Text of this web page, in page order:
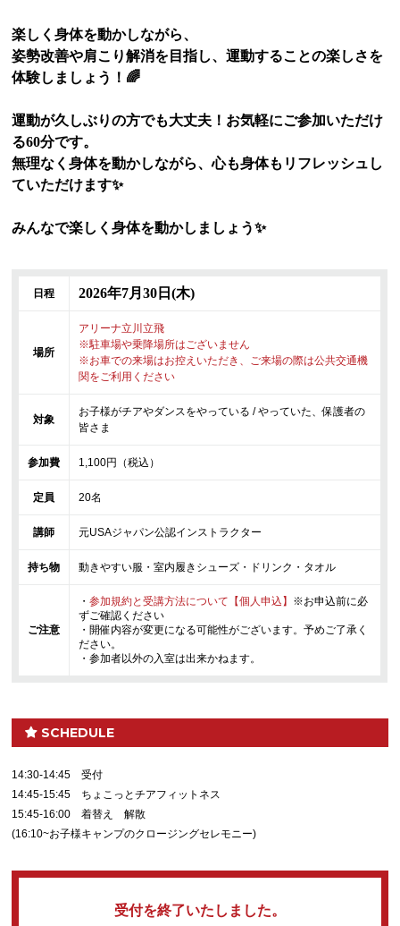
楽しく身体を動かしながら、
姿勢改善や肩こり解消を目指し、運動することの楽しさを
体験しましょう！🌈
運動が久しぶりの方でも大丈夫！お気軽にご参加いただけ
る60分です。
無理なく身体を動かしながら、心も身体もリフレッシュし
ていただけます✨️
みんなで楽しく身体を動かしましょう✨️
日程 2026年7月30日(木)
場所
アリーナ立川立飛
※駐車場や乗降場所はございません
※お車での来場はお控えいただき、ご来場の際は公共交通機
関をご利用ください
対象
お子様がチアやダンスをやっている / やっていた、保護者の
皆さま
参加費 1,100円（税込）
定員 20名
講師 元USAジャパン公認インストラクター
持ち物 動きやすい服・室内履きシューズ・ドリンク・タオル
ご注意
・参加規約と受講方法について【個人申込】 ※お申込前に必
ずご確認ください
・開催内容が変更になる可能性がございます。予めご了承く
ださい。
・参加者以外の入室は出来かねます。
SCHEDULE
14:30-14:45 受付
14:45-15:45 ちょこっとチアフィットネス
15:45-16:00 着替え 解散
(16:10~お子様キャンプのクロージングセレモニー)
受付を終了いたしました。